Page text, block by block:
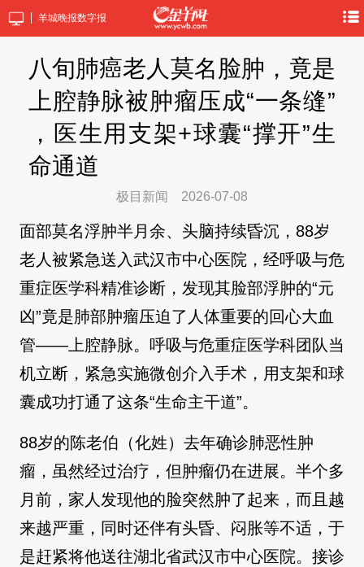
羊城晚报数字报
八旬肺癌老人莫名脸肿，竟是
上腔静脉被肿瘤压成“一条缝”
，医生用支架+球囊“撑开”生
命通道
极目新闻 2026-07-08
面部莫名浮肿半月余、头脑持续昏沉，88岁
老人被紧急送入武汉市中心医院，经呼吸与危
重症医学科精准诊断，发现其脸部浮肿的“元
凶”竟是肺部肿瘤压迫了人体重要的回心大血
管——上腔静脉。呼吸与危重症医学科团队当
机立断，紧急实施微创介入手术，用支架和球
囊成功打通了这条“生命主干道”。
88岁的陈老伯（化姓）去年确诊肺恶性肿
瘤，虽然经过治疗，但肿瘤仍在进展。半个多
月前，家人发现他的脸突然肿了起来，而且越
来越严重，同时还伴有头昏、闷胀等不适，于
是赶紧将他送往湖北省武汉市中心医院。接诊